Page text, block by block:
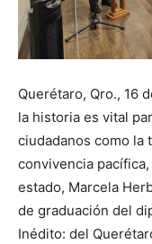
Querétaro, Qro., 16
la historia es vital
ciudadanos como la
convivencia
estado, Marcela
de graduación del
Inédito: del